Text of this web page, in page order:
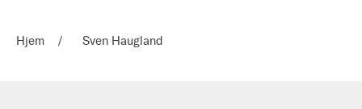
Hjem Sven Haugland